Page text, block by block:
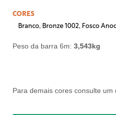
CORES
Branco, Bronze 1002, Fosco
Peso da barra 6m: 3,543kg
Para demais cores consulte um